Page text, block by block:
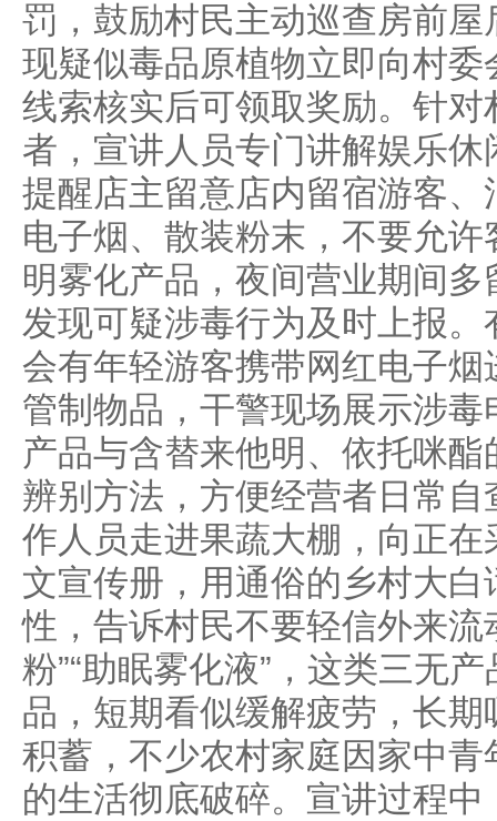
罚，鼓励村民主动巡查房前
现疑似毒品原植物立即向村
线索核实后可领取奖励。针
者，宣讲人员专门讲解娱乐
提醒店主留意店内留宿游客
电子烟、散装粉末，不要允
明雾化产品，夜间营业期间
发现可疑涉毒行为及时上报
会有年轻游客携带网红电子
管制物品，干警现场展示涉
产品与含替来他明、依托咪
辨别方法，方便经营者日常
作人员走进果蔬大棚，向正
文宣传册，用通俗的乡村大
性，告诉村民不要轻信外来流
粉”“助眠雾化液”，这类三无
品，短期看似缓解疲劳，长
积蓄，不少农村家庭因家中
的生活彻底破碎。宣讲过程